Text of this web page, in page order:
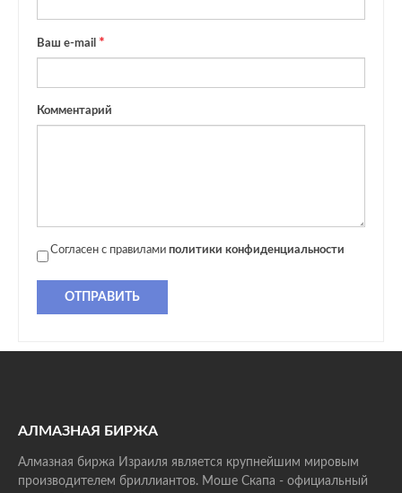
Ваш e-mail
Комментарий
Согласен с правилами политики конфиденциальности
ОТПРАВИТЬ
АЛМАЗНАЯ БИРЖА
Алмазная биржа Израиля является крупнейшим мировым
производителем бриллиантов. Моше Скапа - официальный